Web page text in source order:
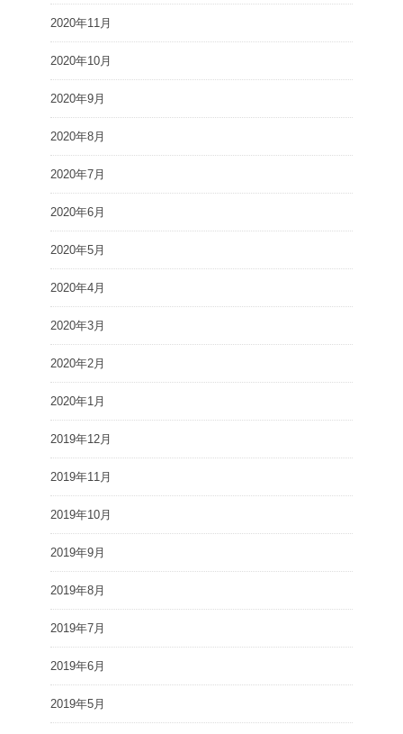
2020年11月
2020年10月
2020年9月
2020年8月
2020年7月
2020年6月
2020年5月
2020年4月
2020年3月
2020年2月
2020年1月
2019年12月
2019年11月
2019年10月
2019年9月
2019年8月
2019年7月
2019年6月
2019年5月